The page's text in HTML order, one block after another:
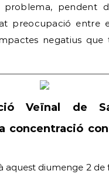
problema, pendent
preocupació entre
negatius que
Veïnal de
concentració
aquest diumenge 2 de